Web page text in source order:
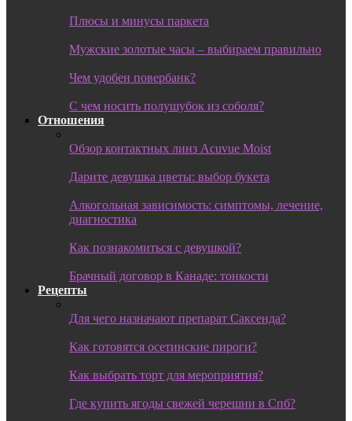
Плюсы и минусы паркета
Мужские золотые часы – выбираем правильно
Чем удобен повербанк?
С чем носить полушубок из соболя?
Отношения
Обзор контактных линз Acuvue Moist
Дарите девушка цветы: выбор букета
Алкогольная зависимость: симптомы, лечение,
диагностика
Как познакомиться с девушкой?
Брачный договор в Канаде: тонкости
Рецепты
Для чего назначают препарат Саксенда?
Как готовятся осетинские пироги?
Как выбрать торт для мероприятия?
Где купить ягоды свежей черешни в Спб?